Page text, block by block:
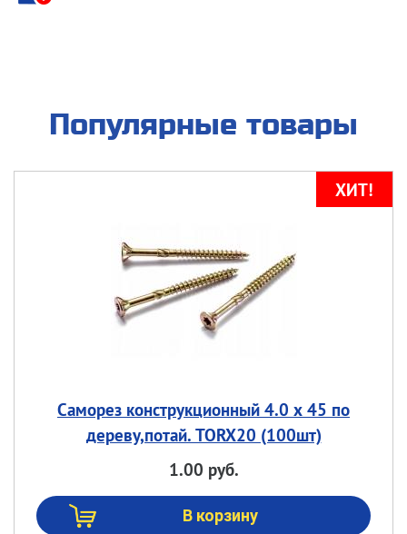
Популярные товары
Саморез конструкционный 4.0 х 45 по
дереву,потай. TORX20 (100шт)
1.00 руб.